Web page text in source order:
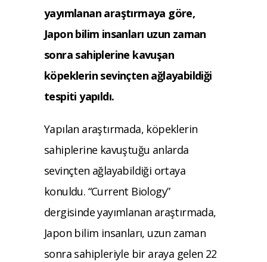
yayımlanan araştırmaya göre,
Japon bilim insanları uzun zaman
sonra sahiplerine kavuşan
köpeklerin sevinçten ağlayabildiği
tespiti yapıldı.
Yapılan araştırmada, köpeklerin
sahiplerine kavuştuğu anlarda
sevinçten ağlayabildiği ortaya
konuldu. “Current Biology”
dergisinde yayımlanan araştırmada,
Japon bilim insanları, uzun zaman
sonra sahipleriyle bir araya gelen 22